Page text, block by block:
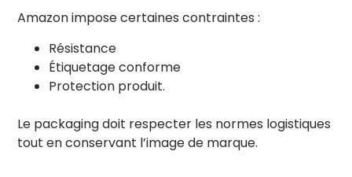
Amazon impose certaines contraintes :
Résistance
Étiquetage conforme
Protection produit.
Le packaging doit respecter les normes logistiques
tout en conservant l’image de marque.